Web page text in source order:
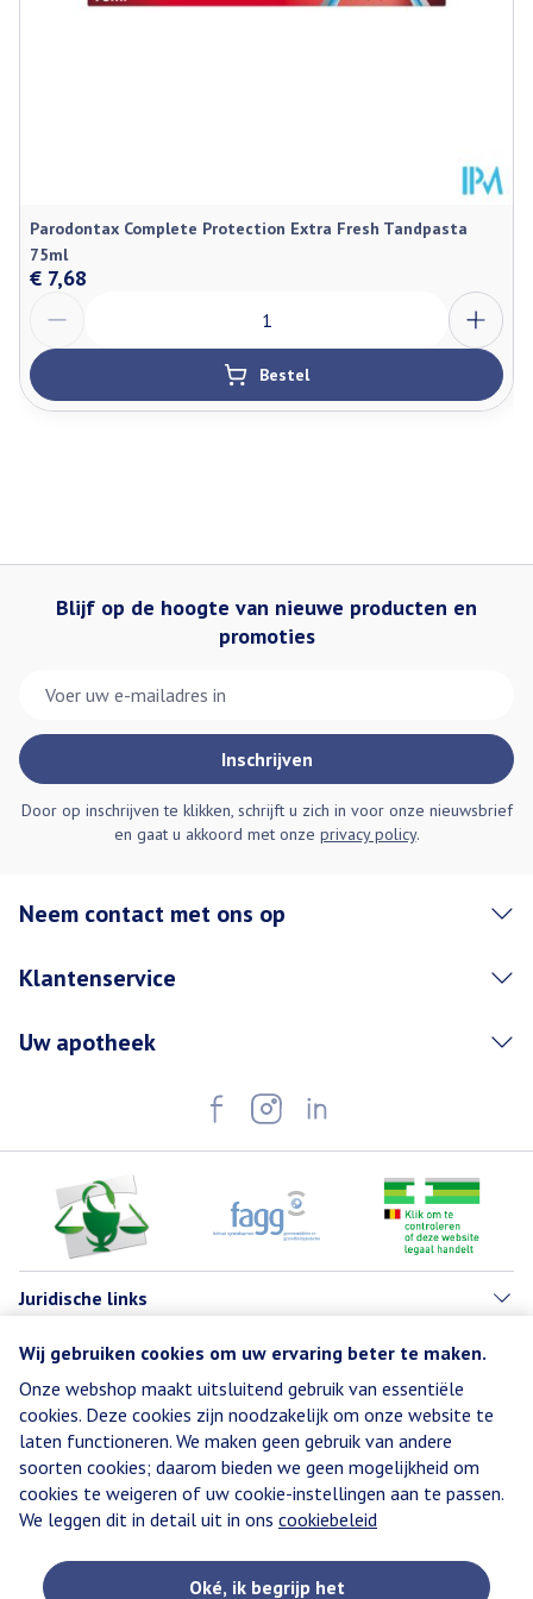
Wij gebruiken cookies om uw ervaring beter te maken.
Onze webshop maakt uitsluitend gebruik van essentiële
cookies. Deze cookies zijn noodzakelijk om onze website te
laten functioneren. We maken geen gebruik van andere
soorten cookies; daarom bieden we geen mogelijkheid om
cookies te weigeren of uw cookie-instellingen aan te passen.
We leggen dit in detail uit in ons cookiebeleid
Oké, ik begrijp het
Parodontax Complete Protection Extra Fresh Tandpasta
75ml
€ 7,68
Bestel
Blijf op de hoogte van nieuwe producten en
promoties
Inschrijven
Door op inschrijven te klikken, schrijft u zich in voor onze nieuwsbrief
en gaat u akkoord met onze privacy policy.
Neem contact met ons op
Klantenservice
Uw apotheek
Juridische links